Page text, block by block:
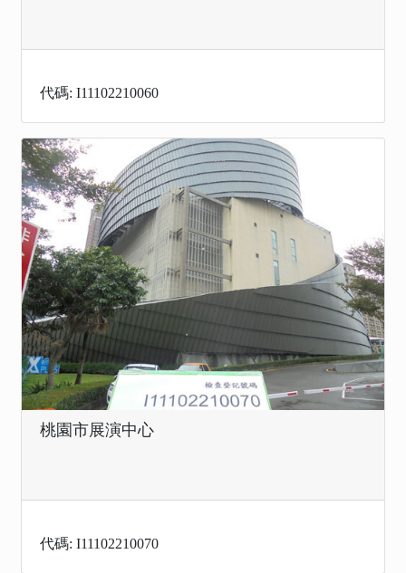
代碼: I11102210060
桃園市展演中心
代碼: I11102210070